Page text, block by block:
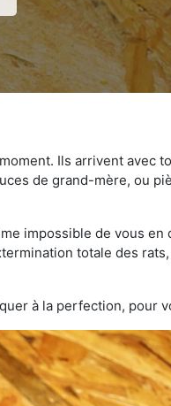
Ils arrivent avec
de grand-mère, ou
impossible de vous en
totale des rats,
à la perfection, pour